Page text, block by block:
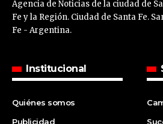
Agencia de Noticias de la ciudad de
Fe y la Región. Ciudad de Santa Fe.
Fe - Argentina.
Institucional
Quiénes somos
Publicidad